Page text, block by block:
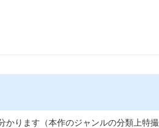
かります（本作のジャンルの分類上特